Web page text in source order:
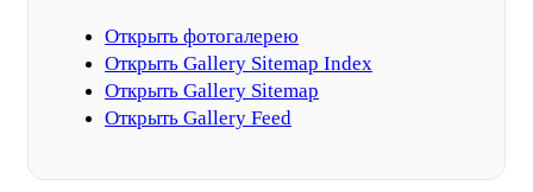
Открыть фотогалерею
Открыть Gallery Sitemap Index
Открыть Gallery Sitemap
Открыть Gallery Feed